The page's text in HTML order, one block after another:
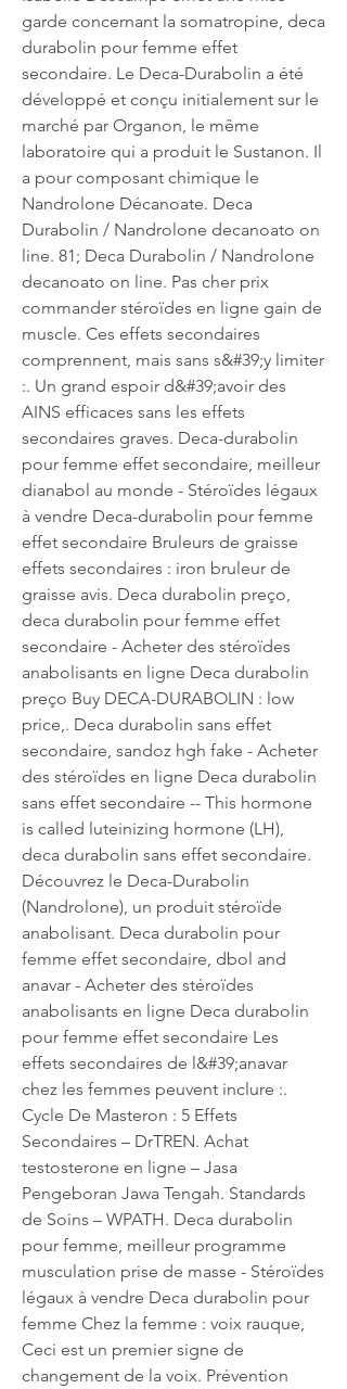
garde concernant la somatropine, deca
durabolin pour femme effet
secondaire. Le Deca-Durabolin a été
développé et conçu initialement sur le
marché par Organon, le même
laboratoire qui a produit le Sustanon. Il
a pour composant chimique le
Nandrolone Décanoate. Deca
Durabolin / Nandrolone decanoato on
line. 81; Deca Durabolin / Nandrolone
decanoato on line. Pas cher prix
commander stéroïdes en ligne gain de
muscle. Ces effets secondaires
comprennent, mais sans s&#39;y limiter
:. Un grand espoir d&#39;avoir des
AINS efficaces sans les effets
secondaires graves. Deca-durabolin
pour femme effet secondaire, meilleur
dianabol au monde - Stéroïdes légaux
à vendre Deca-durabolin pour femme
effet secondaire Bruleurs de graisse
effets secondaires : iron bruleur de
graisse avis. Deca durabolin preço,
deca durabolin pour femme effet
secondaire - Acheter des stéroïdes
anabolisants en ligne Deca durabolin
preço Buy DECA-DURABOLIN : low
price,. Deca durabolin sans effet
secondaire, sandoz hgh fake - Acheter
des stéroïdes en ligne Deca durabolin
sans effet secondaire -- This hormone
is called luteinizing hormone (LH),
deca durabolin sans effet secondaire.
Découvrez le Deca-Durabolin
(Nandrolone), un produit stéroïde
anabolisant. Deca durabolin pour
femme effet secondaire, dbol and
anavar - Acheter des stéroïdes
anabolisants en ligne Deca durabolin
pour femme effet secondaire Les
effets secondaires de l&#39;anavar
chez les femmes peuvent inclure :.
Cycle De Masteron : 5 Effets
Secondaires – DrTREN. Achat
testosterone en ligne – Jasa
Pengeboran Jawa Tengah. Standards
de Soins – WPATH. Deca durabolin
pour femme, meilleur programme
musculation prise de masse - Stéroïdes
légaux à vendre Deca durabolin pour
femme Chez la femme : voix rauque,
Ceci est un premier signe de
changement de la voix. Prévention